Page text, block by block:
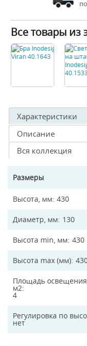
Все товары из
Характеристики
Описание
Вся коллекция
Размеры
Высота, мм 430
Диаметр, мм 130
Высота min, мм 430
Высота max (мм)
Площадь
м2
4
Регулировка по
нет